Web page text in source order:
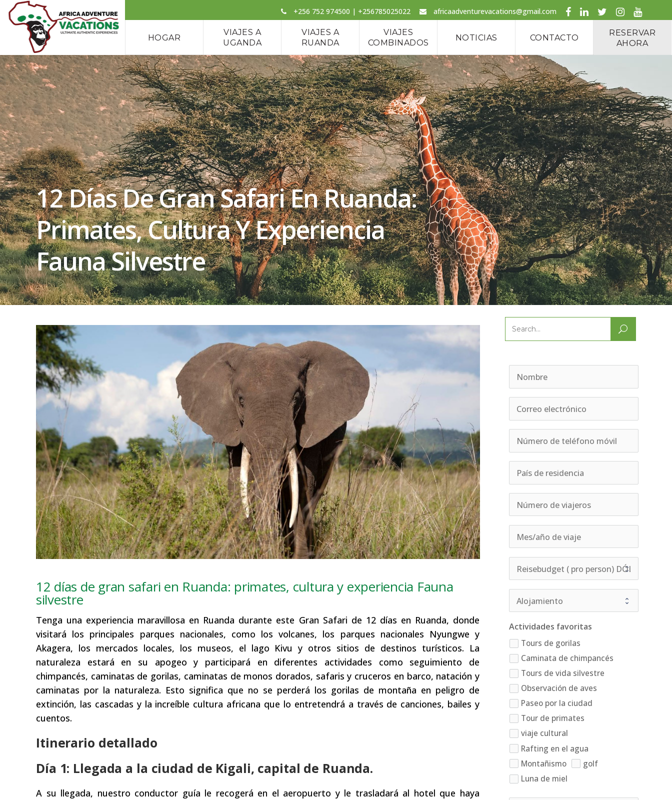
+256 752 974500 | +256785025022 africaadventurevacations@gmail.com
HOGAR
VIAJES A
UGANDA
VIAJES A
RUANDA
VIAJES
COMBINADOS
NOTICIAS CONTACTO
RESERVAR
AHORA
12 Días De Gran Safari En Ruanda:
Primates, Cultura Y Experiencia
Fauna Silvestre
12 días de gran safari en Ruanda: primates, cultura y experiencia Fauna
silvestre
Tenga una experiencia maravillosa en Ruanda durante este Gran Safari de 12 días en Ruanda, donde
visitará los principales parques nacionales, como los volcanes, los parques nacionales Nyungwe y
Akagera, los mercados locales, los museos, el lago Kivu y otros sitios de destinos turísticos. La
naturaleza estará en su apogeo y participará en diferentes actividades como seguimiento de
chimpancés, caminatas de gorilas, caminatas de monos dorados, safaris y cruceros en barco, natación y
caminatas por la naturaleza. Esto significa que no se perderá los gorilas de montaña en peligro de
extinción, las cascadas y la increíble cultura africana que lo entretendrá a través de canciones, bailes y
cuentos.
Itinerario detallado
Día 1: Llegada a la ciudad de Kigali, capital de Ruanda.
A su llegada, nuestro conductor guía le recogerá en el aeropuerto y le trasladará al hotel que haya
Search
Actividades favoritas
Tours de gorilas
Caminata de chimpancés
Tours de vida silvestre
Observación de aves
Paseo por la ciudad
Tour de primates
viaje cultural
Rafting en el agua
Montañismo
golf
Luna de miel